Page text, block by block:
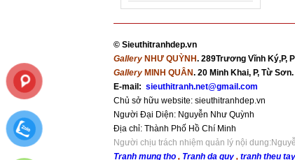
© Sieuthitranhdep.vn
Gallery NHƯ QUỲNH. 289Trương Vĩnh Ký,P,
Gallery MINH QUÂN. 20 Minh Khai, P, Từ
E-mail: sieuthitranh.net@gmail.com
Chủ sở hữu website: sieuthitranhdep.vn
Người Đại Diện: Nguyễn Như Quỳnh
Địa chỉ: Thành Phố Hồ Chí Minh
Người chịu trách nhiệm quản lý nội
Tranh mung tho , Tranh da quy , tranh theu tay